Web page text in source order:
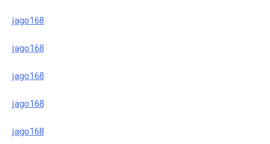
jago168
jago168
jago168
jago168
jago168